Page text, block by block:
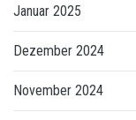
Januar 2025
Dezember 2024
November 2024